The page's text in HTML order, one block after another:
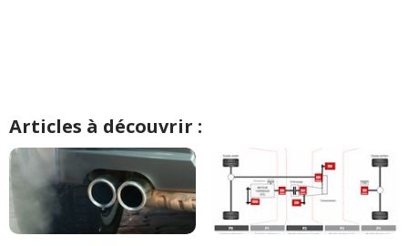
Articles à découvrir :